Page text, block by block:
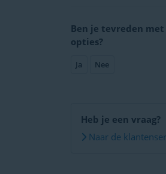
Ben je tevreden
opties?
Ja Nee
Heb je een vraag?
Naar de